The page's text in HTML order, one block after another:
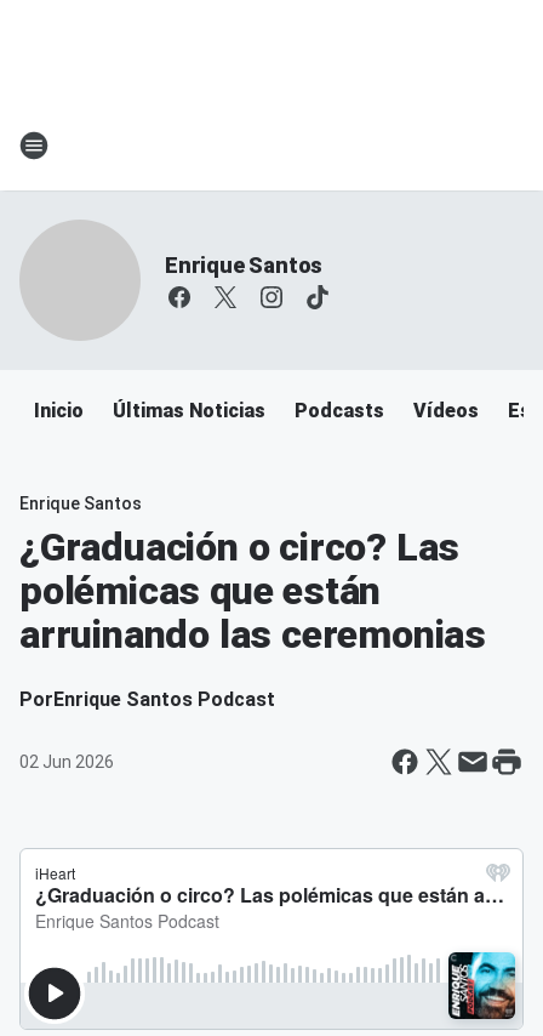
Enrique Santos
Inicio Últimas Noticias Podcasts Vídeos
Enrique Santos
¿Graduación o circo? Las
polémicas que están
arruinando las ceremonias
PorEnrique Santos Podcast
02 Jun 2026